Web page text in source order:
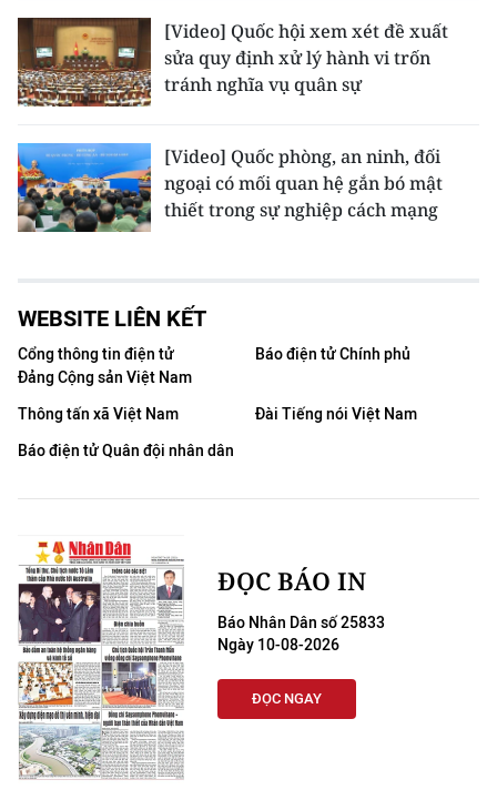
[Video] Quốc hội xem xét đề xuất
sửa quy định xử lý hành vi trốn
tránh nghĩa vụ quân sự
[Video] Quốc phòng, an ninh, đối
ngoại có mối quan hệ gắn bó mật
thiết trong sự nghiệp cách mạng
WEBSITE LIÊN KẾT
Cổng thông tin điện tử
Đảng Cộng sản Việt Nam
Báo điện tử Chính phủ
Thông tấn xã Việt Nam
Đài Tiếng nói Việt Nam
Báo điện tử Quân đội nhân dân
ĐỌC BÁO IN
Báo Nhân Dân số 25833
Ngày 10-08-2026
ĐỌC NGAY